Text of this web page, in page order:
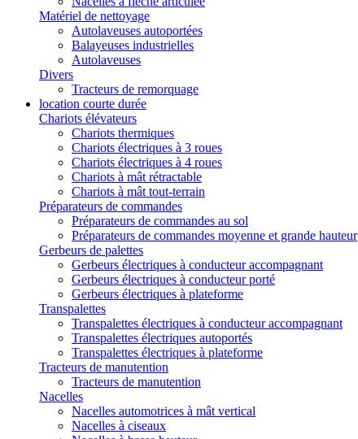
Matériel de nettoyage
Autolaveuses autoportées
Balayeuses industrielles
Autolaveuses
Divers
Tracteurs de remorquage
location courte durée
Chariots élévateurs
Chariots thermiques
Chariots électriques à 3 roues
Chariots électriques à 4 roues
Chariots à mât rétractable
Chariots à mât tout-terrain
Préparateurs de commandes
Préparateurs de commandes au sol
Préparateurs de commandes moyenne et grande hauteur
Gerbeurs de palettes
Gerbeurs électriques à conducteur accompagnant
Gerbeurs électriques à conducteur porté
Gerbeurs électriques à plateforme
Transpalettes
Transpalettes électriques à conducteur accompagnant
Transpalettes électriques autoportés
Transpalettes électriques à plateforme
Tracteurs de manutention
Tracteurs de manutention
Nacelles
Nacelles automotrices à mât vertical
Nacelles à ciseaux